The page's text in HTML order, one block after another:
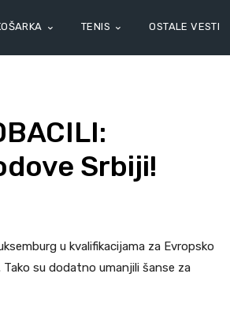
TENIS OSTALE VESTI
Srbiji!
u kvalifikacijama za Evropsko
su dodatno umanjili šanse za